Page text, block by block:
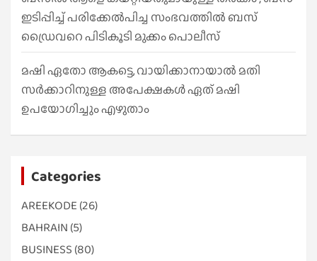
ഇടിപ്പിച്ച് പരിക്കേൽപിച്ച സംഭവത്തിൽ ബസ്
ഡ്രൈവറെ പിടികൂടി മുക്കം പൊലീസ്
മഷി ഏതോ ആകട്ടെ, വായിക്കാനായാൽ മതി​
സർക്കാറിനുള്ള അപേക്ഷകൾ ഏത് മഷി
ഉപയോഗിച്ചും എഴുതാം
Categories
AREEKODE (26)
BAHRAIN (5)
BUSINESS (80)